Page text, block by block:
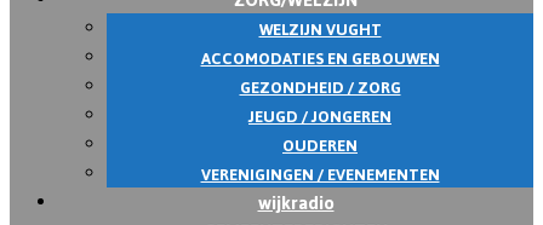
WELZIJN VUGHT
ACCOMODATIES EN GEBOUWEN
GEZONDHEID / ZORG
JEUGD / JONGEREN
OUDEREN
VERENIGINGEN / EVENEMENTEN
wijkradio